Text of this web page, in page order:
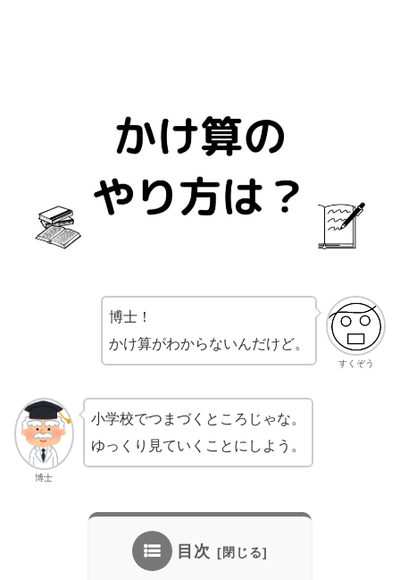
すくぞう
博士！
かけ算がわからないんだけど。
博士
小学校でつまづくところじゃな。
ゆっくり見ていくことにしよう。
目次